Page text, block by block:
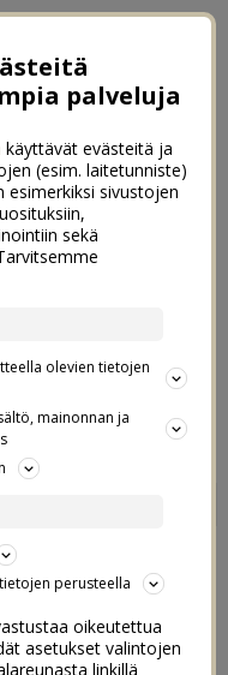
UUSISSA
yhteistyössäKookenkä
palveluja
käyttävät evästeitä ja
(esim. laitetunniste)
esimerkiksi sivustojen
sekä
olevien tietojen
mainonnan ja
perusteella
oikeutettua
asetukset valintojen
linkillä